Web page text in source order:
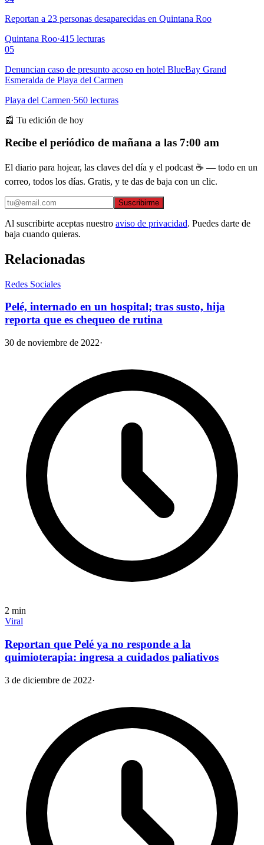
Reportan a 23 personas desaparecidas en Quintana Roo
Quintana Roo·415 lecturas
05
Denuncian caso de presunto acoso en hotel BlueBay Grand
Esmeralda de Playa del Carmen
Playa del Carmen·560 lecturas
📰 Tu edición de hoy
Recibe el periódico de mañana a las 7:00 am
El diario para hojear, las claves del día y el podcast ☕ — todo en un
correo, todos los días. Gratis, y te das de baja con un clic.
Suscribirme
Al suscribirte aceptas nuestro aviso de privacidad. Puedes darte de
baja cuando quieras.
Relacionadas
Redes Sociales
Pelé, internado en un hospital; tras susto, hija
reporta que es chequeo de rutina
30 de noviembre de 2022·
2 min
Viral
Reportan que Pelé ya no responde a la
quimioterapia: ingresa a cuidados paliativos
3 de diciembre de 2022·